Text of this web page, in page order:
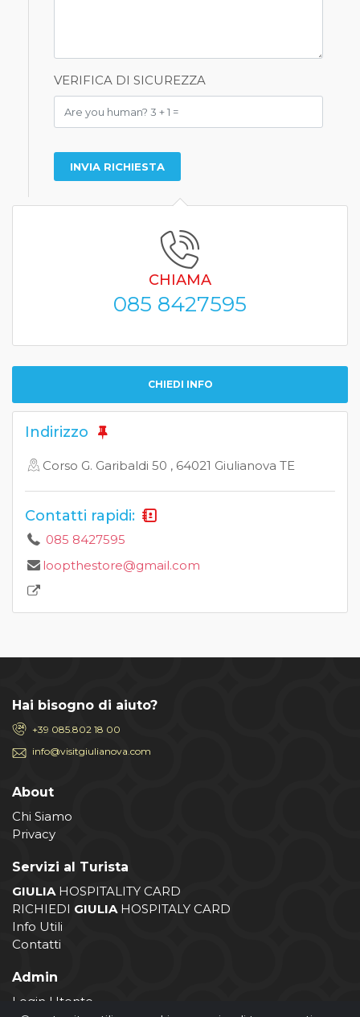
VERIFICA DI SICUREZZA
CHIAMA
085 8427595
CHIEDI INFO
Indirizzo
Corso G. Garibaldi 50 , 64021 Giulianova TE
Contatti rapidi:
085 8427595
loopthestore@gmail.com
Hai bisogno di aiuto?
+39 085.802 18 00
info@visitgiulianova.com
About
Chi Siamo
Privacy
Servizi al Turista
GIULIA HOSPITALITY CARD
RICHIEDI GIULIA HOSPITALY CARD
Info Utili
Contatti
Admin
Login Utente